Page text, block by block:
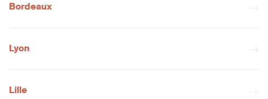
Bordeaux
Lyon
Lille